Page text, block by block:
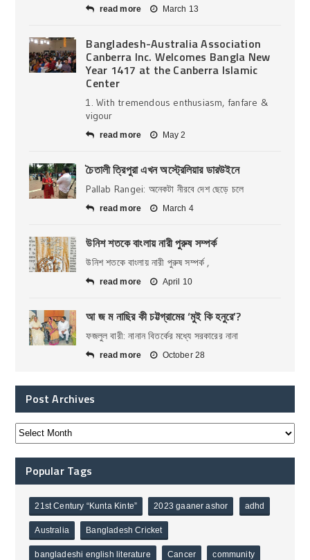
read more March 13
Bangladesh-Australia Association
Canberra Inc. Welcomes Bangla New
Year 1417 at the Canberra Islamic
Center
1. With tremendous enthusiasm, fanfare &
vigour
read more May 2
চৈতালী ত্রিপুরা এখন অস্ট্রেলিয়ার ডারউইনে
Pallab Rangei: অনেকটা নীরবে দেশ ছেড়ে চলে
read more March 4
উনিশ শতকে বাংলায় নারী পুরুষ সম্পর্ক
উনিশ শতকে বাংলায় নারী পুরুষ সম্পর্ক ,
read more April 10
আ জ ম নাছির কী চট্টগ্রামের ‘মুই কি হনুরে’?
ফজলুল বারী: নানান বিতর্কের মধ্যে সরকারের নানা
read more October 28
Post Archives
Popular Tags
21st Century “Kunta Kinte” 2023 gaaner ashor adhd
Australia Bangladesh Cricket
bangladeshi english literature Cancer community